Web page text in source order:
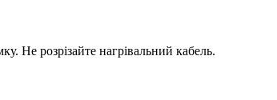
Не розрізайте нагрівальний кабель.